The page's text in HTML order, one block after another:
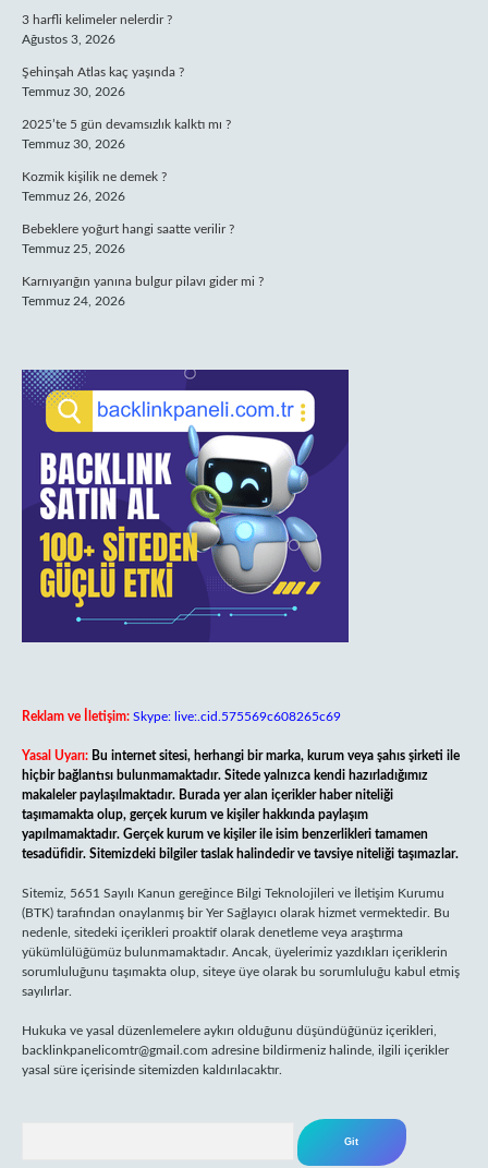
3 harfli kelimeler nelerdir ?
Ağustos 3, 2026
Şehinşah Atlas kaç yaşında ?
Temmuz 30, 2026
2025’te 5 gün devamsızlık kalktı mı ?
Temmuz 30, 2026
Kozmik kişilik ne demek ?
Temmuz 26, 2026
Bebeklere yoğurt hangi saatte verilir ?
Temmuz 25, 2026
Karnıyarığın yanına bulgur pilavı gider mi ?
Temmuz 24, 2026
Reklam ve İletişim: Skype: live:.cid.575569c608265c69
Yasal Uyarı: Bu internet sitesi, herhangi bir marka, kurum veya şahıs şirketi ile
hiçbir bağlantısı bulunmamaktadır. Sitede yalnızca kendi hazırladığımız
makaleler paylaşılmaktadır. Burada yer alan içerikler haber niteliği
taşımamakta olup, gerçek kurum ve kişiler hakkında paylaşım
yapılmamaktadır. Gerçek kurum ve kişiler ile isim benzerlikleri tamamen
tesadüfidir. Sitemizdeki bilgiler taslak halindedir ve tavsiye niteliği taşımazlar.
Sitemiz, 5651 Sayılı Kanun gereğince Bilgi Teknolojileri ve İletişim Kurumu
(BTK) tarafından onaylanmış bir Yer Sağlayıcı olarak hizmet vermektedir. Bu
nedenle, sitedeki içerikleri proaktif olarak denetleme veya araştırma
yükümlülüğümüz bulunmamaktadır. Ancak, üyelerimiz yazdıkları içeriklerin
sorumluluğunu taşımakta olup, siteye üye olarak bu sorumluluğu kabul etmiş
sayılırlar.
Hukuka ve yasal düzenlemelere aykırı olduğunu düşündüğünüz içerikleri,
backlinkpanelicomtr@gmail.com adresine bildirmeniz halinde, ilgili içerikler
yasal süre içerisinde sitemizden kaldırılacaktır.